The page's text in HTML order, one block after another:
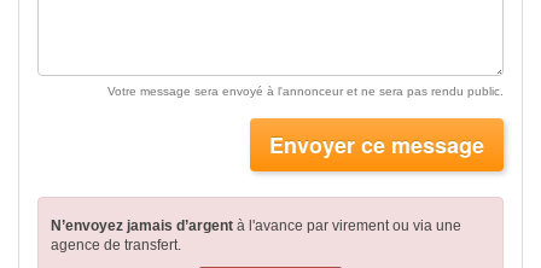
Votre message sera envoyé à l'annonceur et ne sera pas rendu public.
Envoyer ce message
N’envoyez jamais d’argent à l'avance par virementou via une
agence de transfert.